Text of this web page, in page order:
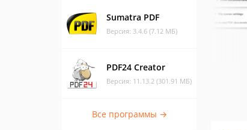
Sumatra PDF
Версия: 3.4.6 (7.12 МБ)
PDF24 Creator
Версия: 11.13.2 (301.91 МБ)
Все программы →